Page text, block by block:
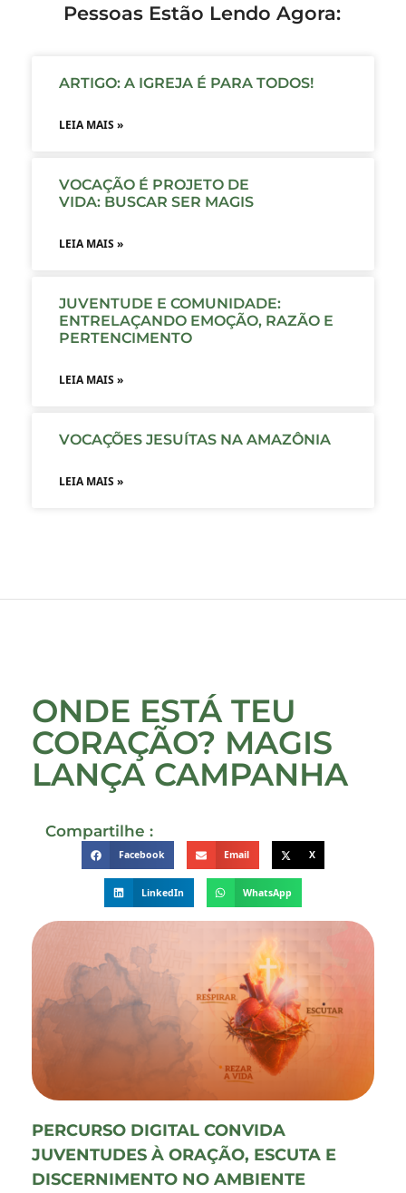
Pessoas Estão Lendo Agora:
ARTIGO: A IGREJA É PARA TODOS!
LEIA MAIS »
VOCAÇÃO É PROJETO DE
VIDA: BUSCAR SER MAGIS
LEIA MAIS »
JUVENTUDE E COMUNIDADE:
ENTRELAÇANDO EMOÇÃO, RAZÃO E
PERTENCIMENTO
LEIA MAIS »
VOCAÇÕES JESUÍTAS NA AMAZÔNIA
LEIA MAIS »
ONDE ESTÁ TEU
CORAÇÃO? MAGIS
LANÇA CAMPANHA
Compartilhe :
Facebook Email X
LinkedIn WhatsApp
PERCURSO DIGITAL CONVIDA
JUVENTUDES À ORAÇÃO, ESCUTA E
DISCERNIMENTO NO AMBIENTE